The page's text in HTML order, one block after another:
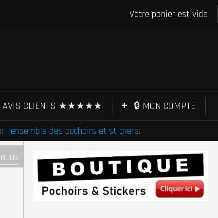
Votre panier est vide
AVIS CLIENTS ★★★★★
🔒 MON COMPTE
l'ensemble des pochoirs et stickers.